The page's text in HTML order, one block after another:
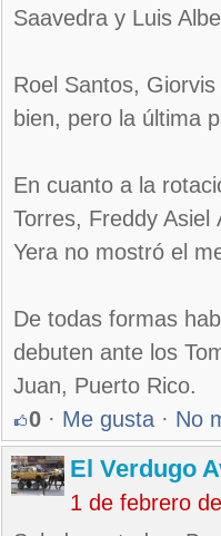
Saavedra y Luis
Roel Santos,
bien, pero la última
En cuanto a la
Torres, Freddy Asiel
Yera no mostró el
De todas formas
debuten ante los
Juan, Puerto Rico.
0 · Me gusta · No
El Verdugo
1 de febrero